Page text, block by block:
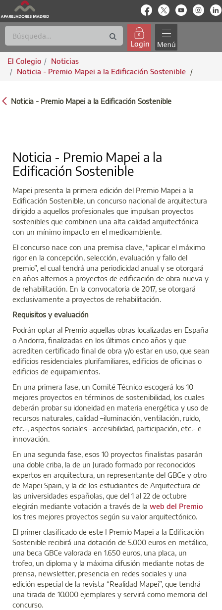
enlace-rrssenlace-rrss
enlace-
Login
El Colegio
Noticias
Noticia - Premio Mapei a la Edificación Sostenible /
NOTICIA - PREMIO MAPEI A LA
Noticia - Premio Mapei a la Edificación Sostenible
Noticia - Premio Mapei a la
Edificación Sostenible
Mapei presenta la primera edición del Premio Mapei a la
Edificación Sostenible, un concurso nacional de arquitectura
dirigido a aquellos profesionales que impulsan proyectos
sostenibles que combinen una alta calidad arquitectónica
con un mínimo impacto en el medioambiente.
El concurso nace con una premisa clave, “aplicar el máximo
rigor en la concepción, selección, evaluación y fallo del
premio”, el cual tendrá una periodicidad anual y se otorgará
en años alternos a proyectos de edificación de obra nueva y
de rehabilitación. En la convocatoria de 2017, se otorgará
exclusivamente a proyectos de rehabilitación.
Requisitos y evaluación
Podrán optar al Premio aquellas obras localizadas en España
o Andorra, finalizadas en los últimos cinco años y que
acrediten certificado final de obra y/o estar en uso, que sean
edificios residenciales plurifamiliares, edificios de oficinas o
edificios de equipamientos.
En una primera fase, un Comité Técnico escogerá los 10
mejores proyectos en términos de sostenibilidad, los cuales
deberán probar su idoneidad en materia energética y uso de
recursos naturales, calidad –iluminación, ventilación, ruido,
etc.-, aspectos sociales –accesibilidad, participación, etc.- e
innovación.
En una segunda fase, esos 10 proyectos finalistas pasarán
una doble criba, la de un Jurado formado por reconocidos
expertos en arquitectura, un representante del GBCe y otro
de Mapei Spain, y la de los estudiantes de Arquitectura de
las universidades españolas, que del 1 al 22 de octubre
elegirán mediante votación a través de la web del Premio
los tres mejores proyectos según su valor arquitectónico.
El primer clasificado de este I Premio Mapei a la Edificación
Sostenible recibirá una dotación de 5.000 euros en metálico,
una beca GBCe valorada en 1.650 euros, una placa, un
trofeo, un diploma y la máxima difusión mediante notas de
prensa, newsletter, presencia en redes sociales y una
edición especial de la revista “Realidad Mapei”, que tendrá
una tirada de 10.000 ejemplares y servirá como memoria del
concurso.